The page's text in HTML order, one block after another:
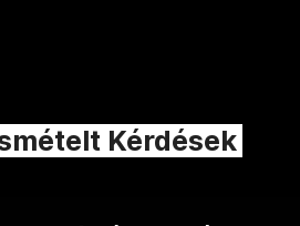
Kérdések